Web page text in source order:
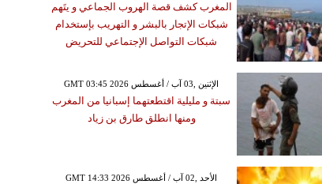
المغرب كشف قصة الهروب الجماعي و يتَهم
شبكات الإتجار بالبشر و التهريب بإستخدام
شبكات التواصل الإجتماعي للتحريض
GMT 03:45 2026 الإثنين ,03 آب / أغسطس
سبتة و مليلية اقتطعتهما إسبانيا من المغرب
ومنها انطلق طارق بن زياد
GMT 14:33 2026 الأحد ,02 آب / أغسطس